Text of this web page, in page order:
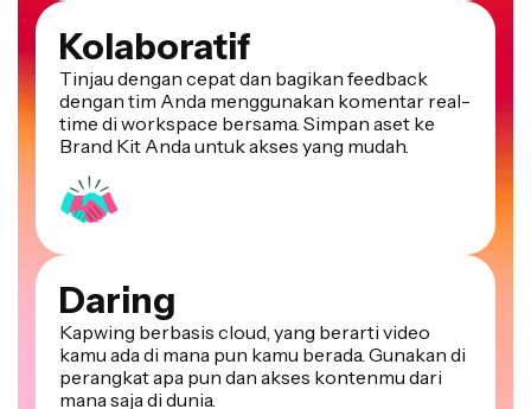
Kolaboratif
Tinjau dengan cepat dan bagikan feedback
dengan tim Anda menggunakan komentar real-
time di workspace bersama. Simpan aset ke
Brand Kit Anda untuk akses yang mudah.
Daring
Kapwing berbasis cloud, yang berarti video
kamu ada di mana pun kamu berada. Gunakan di
perangkat apa pun dan akses kontenmu dari
mana saja di dunia.